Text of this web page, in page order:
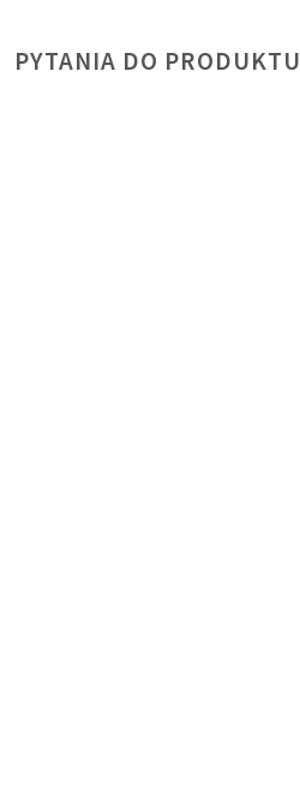
PYTANIA DO PRODUKTU